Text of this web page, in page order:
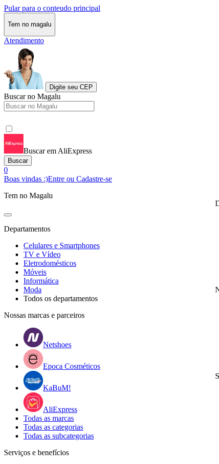
Pular para o conteudo principal
Tem no magalu
Atendimento
Digite seu CEP
Buscar no Magalu
Buscar em AliExpress
Buscar
0
Boas vindas :)Entre ou Cadastre-se
Tem no Magalu
Departamentos
Celulares e Smartphones
TV e Vídeo
Eletrodomésticos
Móveis
Informática
Moda
Todos os departamentos
Nossas marcas e parceiros
Netshoes
Epoca Cosméticos
KaBuM!
AliExpress
Todas as marcas
Todas as categorias
Todas as subcategorias
Serviços e benefícios